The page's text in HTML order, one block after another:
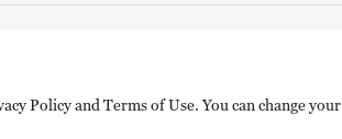
Policy and Terms of Use. You can change your